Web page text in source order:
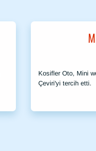
Kosifler Oto, Mini
Çeviri'yi tercih etti.